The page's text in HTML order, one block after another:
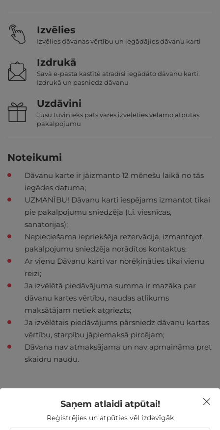
Izvēlies
Izvēlies dāvanas vērtību un iegādājies dāvanu karti
Izdrukā
Savā e-pasta kastītē atradīsi iegādāto dāvanu karti.
Izdrukā un pasniedz dāvanu
Uzdāvini
Jūsu tuvinieks pats varēs izvēlēties vēlamo atpūtas
pakalpojumu
Noteikumi
Dāvanu karte ir jāizmanto 12 mēnešu laikā no tās
iegādes datuma;
UZMANĪBU! Dāvanu karti iespējams izmantot tikai
pie pakalpojumu sniedzēja (t.i. viesnīcas,
sanatorijas);
Nepieciešama iepriekšēja rezervācija, izmantojot
pakalpojumu sniedzēja norādītos kontaktus;
Ar vienu Dāvanu karti var norēķināties tikai vienu
reizi;
Ja izvēlētā piedāvājuma summa ir mazāka par
dāvanu kartes vērtību, naudas atlikums
maksātājam netiek atgriezts;
Ja izvēlētais piedāvājums pārsniedz dāvanu kartes
vērtību, starpību jāpiemaksā pircējam;
Dāvana nav atmaksājama un nav apmaināma pret
skaidru naudu.
Nekādasapkalpošanas un administrācijas
Saņem atlaidi atpūtai!
Reģistrējies un atpūties vēl izdevīgāk